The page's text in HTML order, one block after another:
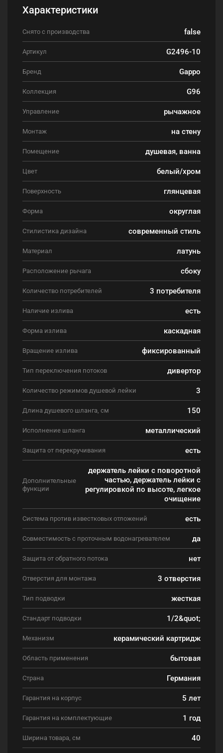
Характеристики
Снято с производства false
Артикул G2496-10
Бренд Gappo
Коллекция G96
Управление рычажное
Монтаж на стену
Помещение душевая, ванна
Цвет белый/хром
Поверхность глянцевая
Форма округлая
Стилистика дизайна современный стиль
Материал латунь
Расположение рычага сбоку
Количество потребителей 3 потребителя
Наличие излива есть
Форма излива каскадная
Вращение излива фиксированный
Тип переключения потоков дивертор
Количество режимов душевой лейки 3
Длина душевого шланга, см 150
Исполнение шланга металлический
Защита от перекручивания есть
Дополнительные
функции
держатель лейки с поворотной
частью, держатель лейки с
регулировкой по высоте, легкое
очищение
Система против известковых отложений есть
Совместимость с проточным водонагревателем да
Защита от обратного потока нет
Отверстия для монтажа 3 отверстия
Тип подводки жесткая
Стандарт подводки 1/2&quot;
Механизм керамический картридж
Область применения бытовая
Страна Германия
Гарантия на корпус 5 лет
Гарантия на комплектующие 1 год
Ширина товара, см
40